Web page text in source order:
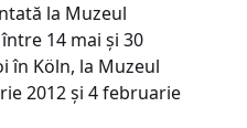
la Muzeul
14 mai şi 30
în Köln, la Muzeul
2012 şi 4 februarie